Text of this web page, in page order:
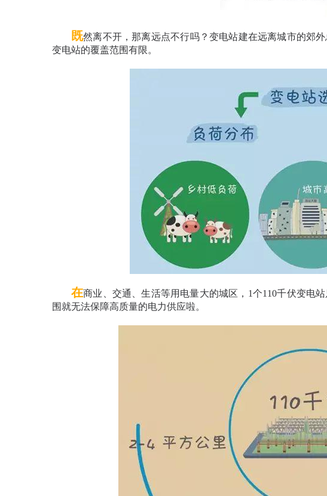
既然离不开，那离远点不行吗？变电站建在远离城市的郊
变电站的覆盖范围有限。
在商业、交通、生活等用电量大的城区，1个110千伏变电
围就无法保障高质量的电力供应啦。